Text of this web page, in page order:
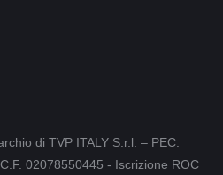
di TVP ITALY S.r.l. – PEC:
02078550445 - Iscrizione ROC